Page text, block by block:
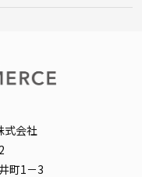
式会社
町1－3